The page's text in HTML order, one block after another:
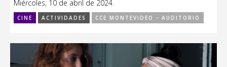
Miércoles, 10 de abril de 2024.
CINE ACTIVIDADES CCE MONTEVIDEO - AUDITORIO